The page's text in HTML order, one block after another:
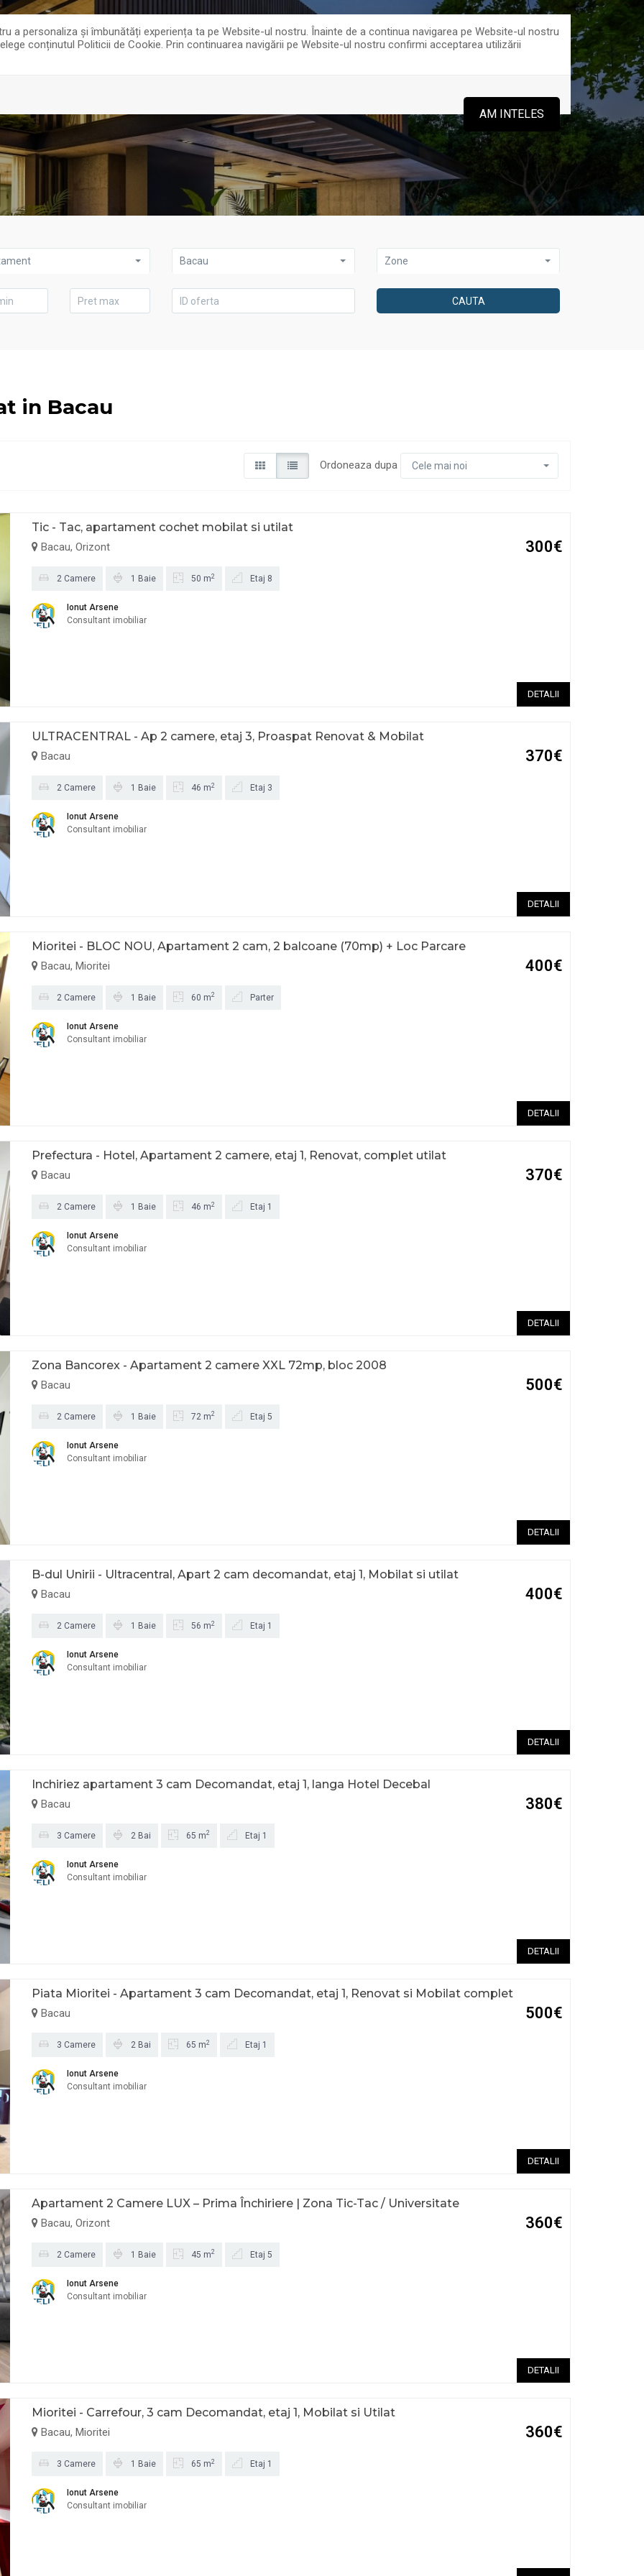
a personaliza și îmbunătăți experiența ta pe Website-ul nostru. Înainte de a continua navigarea pe Website-ul nostru
conținutul Politicii de Cookie. Prin continuarea navigării pe Website-ul nostru confirmi acceptarea utilizării
AM INTELES
0751750109
Bacau Zone
in Bacau
Ordoneaza dupa Cele mai noi
Tic - Tac, apartament cochet mobilat si utilat
300€
Bacau, Orizont
2 Camere 1 Baie 50 m2 Etaj 8
Ionut Arsene
Consultant imobiliar
DETALII
ULTRACENTRAL - Ap 2 camere, etaj 3, Proaspat Renovat & Mobilat
370€
Bacau
2 Camere 1 Baie 46 m2 Etaj 3
Ionut Arsene
Consultant imobiliar
DETALII
Mioritei - BLOC NOU, Apartament 2 cam, 2 balcoane (70mp) + Loc Parcare
400€
Bacau, Mioritei
2 Camere 1 Baie 60 m2 Parter
Ionut Arsene
Consultant imobiliar
DETALII
Prefectura - Hotel, Apartament 2 camere, etaj 1, Renovat, complet utilat
370€
Bacau
2 Camere 1 Baie 46 m2 Etaj 1
Ionut Arsene
Consultant imobiliar
DETALII
Zona Bancorex - Apartament 2 camere XXL 72mp, bloc 2008
500€
Bacau
2 Camere 1 Baie 72 m2 Etaj 5
Ionut Arsene
Consultant imobiliar
DETALII
B-dul Unirii - Ultracentral, Apart 2 cam decomandat, etaj 1, Mobilat si utilat
400€
Bacau
2 Camere 1 Baie 56 m2 Etaj 1
Ionut Arsene
Consultant imobiliar
DETALII
Inchiriez apartament 3 cam Decomandat, etaj 1, langa Hotel Decebal
380€
Bacau
3 Camere 2 Bai 65 m2 Etaj 1
Ionut Arsene
Consultant imobiliar
DETALII
Piata Mioritei - Apartament 3 cam Decomandat, etaj 1, Renovat si Mobilat complet
500€
Bacau
3 Camere 2 Bai 65 m2 Etaj 1
Ionut Arsene
Consultant imobiliar
DETALII
Apartament 2 Camere LUX – Prima Închiriere | Zona Tic-Tac / Universitate
360€
Bacau, Orizont
2 Camere 1 Baie 45 m2 Etaj 5
Ionut Arsene
Consultant imobiliar
DETALII
Mioritei - Carrefour, 3 cam Decomandat, etaj 1, Mobilat si Utilat
360€
Bacau, Mioritei
3 Camere 1 Baie 65 m2 Etaj 1
Ionut Arsene
Consultant imobiliar